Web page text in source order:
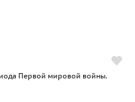
Первой мировой войны.